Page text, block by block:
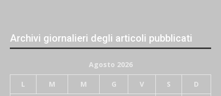
Archivi giornalieri degli articoli pubblicati
Agosto 2026
L M M G V S D